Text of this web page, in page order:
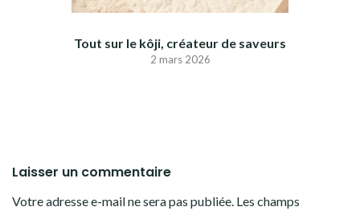
Tout sur le kôji, créateur de saveurs
2 mars 2026
Laisser un commentaire
Votre adresse e-mail ne sera pas publiée. Les champs